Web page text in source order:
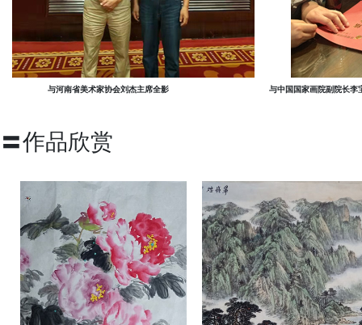
与河南省美术家协会刘杰主席全影 与中国国家画院副院长李
〓作品欣赏